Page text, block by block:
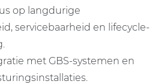
op langdurige
servicebaarheid en lifecycle-
met GBS-systemen en